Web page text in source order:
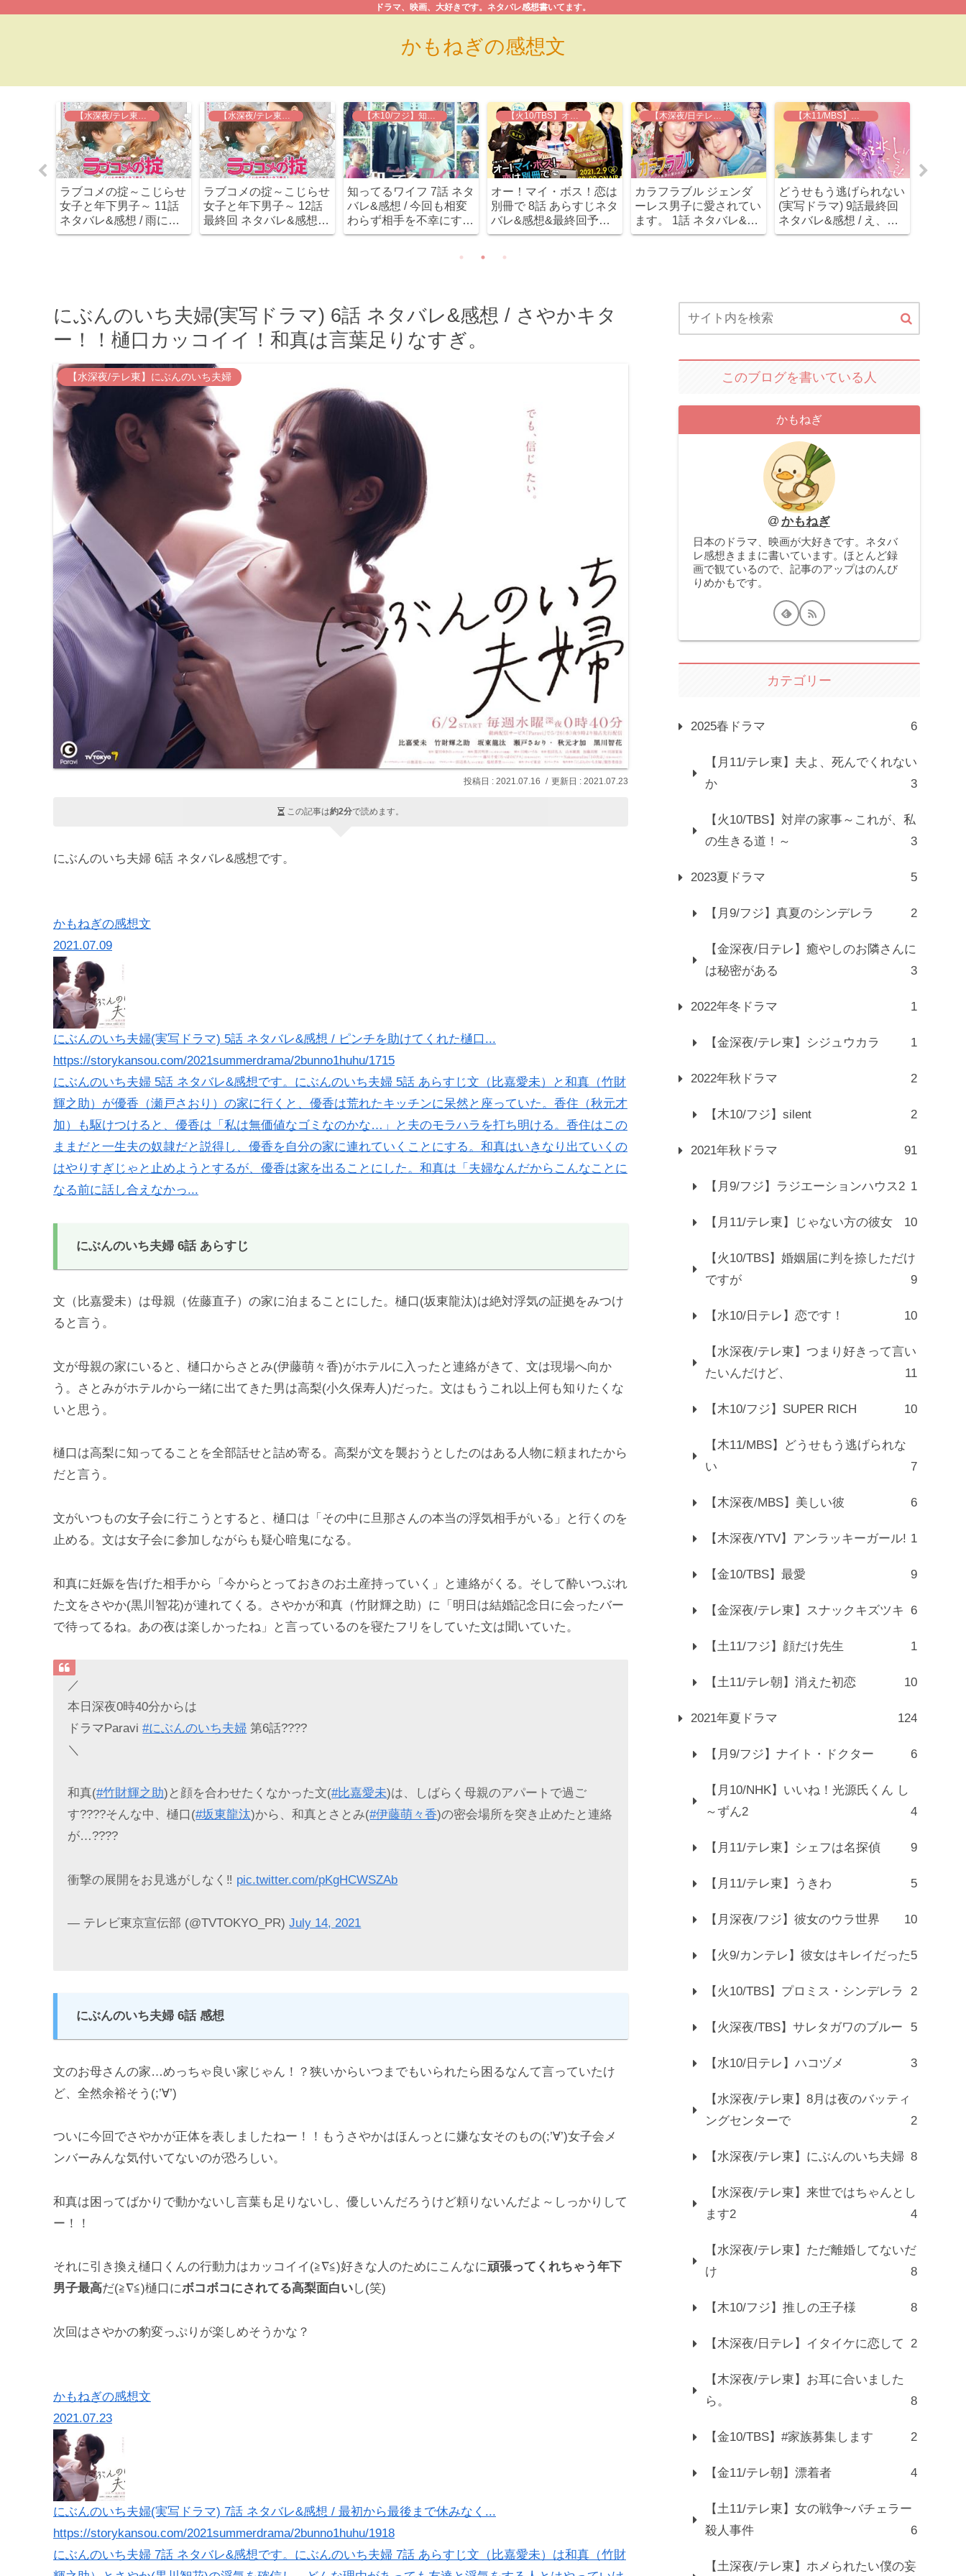
かもねぎの感想文
ドラマ、映画、大好きです。ネタバレ感想書いてます。
【水深夜/テレ東】ラブコメの掟
ラブコメの掟～こじらせ
女子と年下男子～ 11話
ネタバレ&感想 / 雨に濡
れた子犬男子小関裕太！
【水深夜/テレ東】ラブコメの掟
ラブコメの掟～こじらせ
女子と年下男子～ 12話
最終回 ネタバレ&感想 /
ブルーレイBOX作ってく
【木10/フジ】知ってるワイフ
知ってるワイフ 7話 ネタ
バレ&感想 / 今回も相変
わらず相手を不幸にする
元春と、優しい津山。
【火10/TBS】オー！マイ・ボス！恋は別冊で
オー！マイ・ボス！恋は
別冊で 8話 あらすじネタ
バレ&感想&最終回予想 /
宝来姉弟が急展開！まさ
【木深夜/日テレ】カラフラブル
カラフラブル ジェンダ
ーレス男子に愛されてい
ます。 1話 ネタバレ&感
想 / クオリティ高いラブ
【木11/MBS】どうせもう逃げられない
どうせもう逃げられない
(実写ドラマ) 9話最終回
ネタバレ&感想 / え、最
後は霊が出てきて拓己の
にぶんのいち夫婦(実写ドラマ) 6話 ネタバレ&感想 / さやかキタ
ー！！樋口カッコイイ！和真は言葉足りなすぎ。
【水深夜/テレ東】にぶんのいち夫婦
2021.07.16 2021.07.23
この記事は約2分で読めます。
にぶんのいち夫婦 6話 ネタバレ&感想です。
かもねぎの感想文
2021.07.09
にぶんのいち夫婦(実写ドラマ) 5話 ネタバレ&感想 / ピンチを助けてくれた樋口...
https://storykansou.com/2021summerdrama/2bunno1huhu/1715
にぶんのいち夫婦 5話 ネタバレ&感想です。にぶんのいち夫婦 5話 あらすじ文（比嘉愛未）と和真（竹財
輝之助）が優香（瀬戸さおり）の家に行くと、優香は荒れたキッチンに呆然と座っていた。香住（秋元才
加）も駆けつけると、優香は「私は無価値なゴミなのかな…」と夫のモラハラを打ち明ける。香住はこの
ままだと一生夫の奴隷だと説得し、優香を自分の家に連れていくことにする。和真はいきなり出ていくの
はやりすぎじゃと止めようとするが、優香は家を出ることにした。和真は「夫婦なんだからこんなことに
なる前に話し合えなかっ...
にぶんのいち夫婦 6話 あらすじ
文（比嘉愛未）は母親（佐藤直子）の家に泊まることにした。樋口(坂東龍汰)は絶対浮気の証拠をみつけ
ると言う。
文が母親の家にいると、樋口からさとみ(伊藤萌々香)がホテルに入ったと連絡がきて、文は現場へ向か
う。さとみがホテルから一緒に出てきた男は高梨(小久保寿人)だった。文はもうこれ以上何も知りたくな
いと思う。
樋口は高梨に知ってることを全部話せと詰め寄る。高梨が文を襲おうとしたのはある人物に頼まれたから
だと言う。
文がいつもの女子会に行こうとすると、樋口は「その中に旦那さんの本当の浮気相手がいる」と行くのを
止める。文は女子会に参加しながらも疑心暗鬼になる。
和真に妊娠を告げた相手から「今からとっておきのお土産持っていく」と連絡がくる。そして酔いつぶれ
た文をさやか(黒川智花)が連れてくる。さやかが和真（竹財輝之助）に「明日は結婚記念日に会ったバー
で待ってるね。あの夜は楽しかったね」と言っているのを寝たフリをしていた文は聞いていた。
／
本日深夜0時40分からは
ドラマParavi#にぶんのいち夫婦 第6話????
＼
和真(#竹財輝之助)と顔を合わせたくなかった文(#比嘉愛未)は、しばらく母親のアパートで過ご
す????そんな中、樋口(#坂東龍汰)から、和真とさとみ(#伊藤萌々香)の密会場所を突き止めたと連絡
が…????
衝撃の展開をお見逃がしなく‼️ pic.twitter.com/pKgHCWSZAb
— テレビ東京宣伝部 (@TVTOKYO_PR)July 14, 2021
にぶんのいち夫婦 6話 感想
文のお母さんの家…めっちゃ良い家じゃん！？狭いからいつまでもいられたら困るなんて言っていたけ
ど、全然余裕そう(;’∀’)
ついに今回でさやかが正体を表しましたねー！！もうさやかはほんっとに嫌な女そのもの(;’∀’)女子会メ
ンバーみんな気付いてないのが恐ろしい。
和真は困ってばかりで動かないし言葉も足りないし、優しいんだろうけど頼りないんだよ～しっかりして
ー！！
それに引き換え樋口くんの行動力はカッコイイ(≧∇≦)好きな人のためにこんなに頑張ってくれちゃう年下
男子最高だ(≧∇≦)樋口にボコボコにされてる高梨面白いし(笑)
次回はさやかの豹変っぷりが楽しめそうかな？
かもねぎの感想文
2021.07.23
にぶんのいち夫婦(実写ドラマ) 7話 ネタバレ&感想 / 最初から最後まで休みなく...
https://storykansou.com/2021summerdrama/2bunno1huhu/1918
にぶんのいち夫婦 7話 ネタバレ&感想です。にぶんのいち夫婦 7話 あらすじ文（比嘉愛未）は和真（竹財
このブログを書いている人
かもねぎ
かもねぎ
日本のドラマ、映画が大好きです。ネタバ
レ感想きままに書いています。ほとんど録
画で観ているので、記事のアップはのんび
りめかもです。
カテゴリー
2025春ドラマ 6
【月11/テレ東】夫よ、死んでくれない
か
3
【火10/TBS】対岸の家事～これが、私
の生きる道！～
3
2023夏ドラマ 5
【月9/フジ】真夏のシンデレラ 2
【金深夜/日テレ】癒やしのお隣さんに
は秘密がある
3
2022年冬ドラマ 1
【金深夜/テレ東】シジュウカラ 1
2022年秋ドラマ 2
【木10/フジ】silent 2
2021年秋ドラマ 91
【月9/フジ】ラジエーションハウス2 1
【月11/テレ東】じゃない方の彼女 10
【火10/TBS】婚姻届に判を捺しただけ
ですが
9
【水10/日テレ】恋です！ 10
【水深夜/テレ東】つまり好きって言い
たいんだけど、
11
【木10/フジ】SUPER RICH 10
【木11/MBS】どうせもう逃げられな
い
7
【木深夜/MBS】美しい彼 6
【木深夜/YTV】アンラッキーガール! 1
【金10/TBS】最愛 9
【金深夜/テレ東】スナックキズツキ 6
【土11/フジ】顔だけ先生 1
【土11/テレ朝】消えた初恋 10
2021年夏ドラマ 124
【月9/フジ】ナイト・ドクター 6
【月10/NHK】いいね！光源氏くん し
～ずん2
4
【月11/テレ東】シェフは名探偵 9
【月11/テレ東】うきわ 5
【月深夜/フジ】彼女のウラ世界 10
【火9/カンテレ】彼女はキレイだった5
【火10/TBS】プロミス・シンデレラ 2
【火深夜/TBS】サレタガワのブルー 5
【水10/日テレ】ハコヅメ 3
【水深夜/テレ東】8月は夜のバッティ
ングセンターで
2
【水深夜/テレ東】にぶんのいち夫婦 8
【水深夜/テレ東】来世ではちゃんとし
ます2
4
【水深夜/テレ東】ただ離婚してないだ
け
8
【木10/フジ】推しの王子様 8
【木深夜/日テレ】イタイケに恋して 2
【木深夜/テレ東】お耳に合いました
ら。
8
【金10/TBS】#家族募集します 2
【金11/テレ朝】漂着者 4
【土11/テレ東】女の戦争~バチェラー
殺人事件
6
【土深夜/テレ東】ホメられたい僕の妄